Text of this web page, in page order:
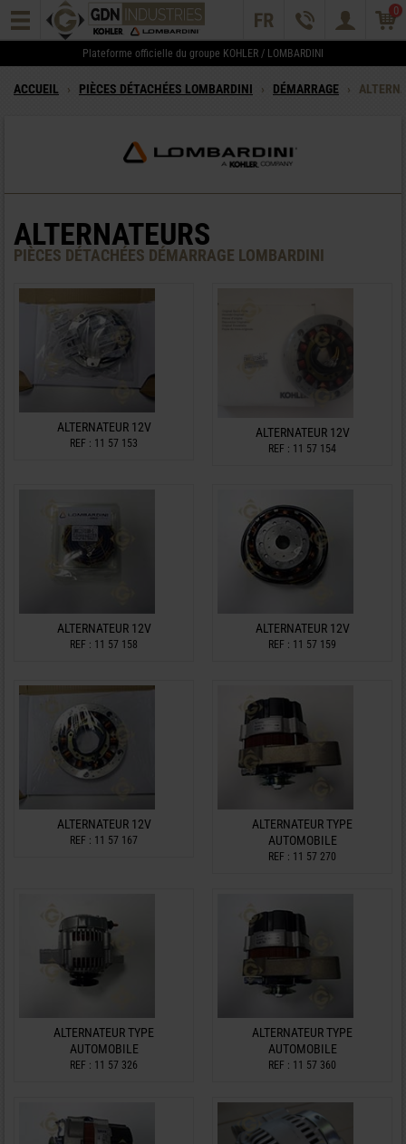
0
Plateforme officielle du groupe KOHLER / LOMBARDINI
ACCUEIL › PIÈCES DÉTACHÉES LOMBARDINI › DÉMARRAGE ›
ALTERNATEURS
PIÈCES DÉTACHÉES DÉMARRAGE LOMBARDINI
ALTERNATEUR 12V
REF : 11 57 153
ALTERNATEUR 12V
REF : 11 57 154
ALTERNATEUR 12V
REF : 11 57 158
ALTERNATEUR 12V
REF : 11 57 159
ALTERNATEUR 12V
REF : 11 57 167
ALTERNATEUR TYPE
AUTOMOBILE
REF : 11 57 270
ALTERNATEUR TYPE
AUTOMOBILE
REF : 11 57 326
ALTERNATEUR TYPE
AUTOMOBILE
REF : 11 57 360